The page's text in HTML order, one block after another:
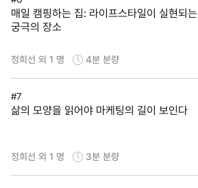
매일 캠핑하는 집: 라이프스타일이 실현되는
궁극의 장소
정희선 외 1 명 4분 분량
#7
삶의 모양을 읽어야 마케팅의 길이 보인다
정희선 외 1 명 3분 분량